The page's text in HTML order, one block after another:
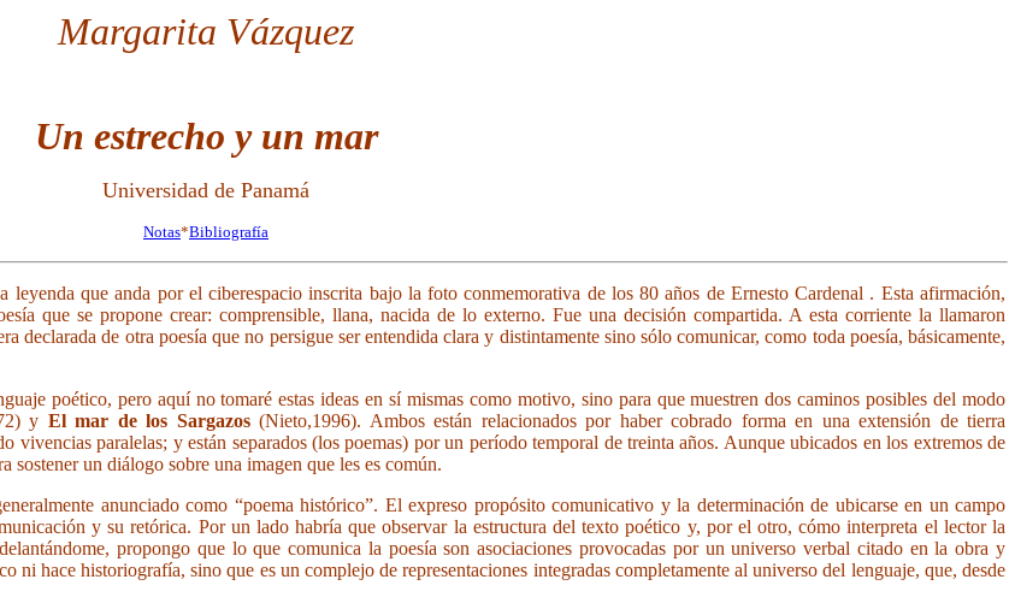
Margarita Vázquez
Un estrecho y un mar
Universidad de Panamá
Notas*Bibliografía
leyenda que anda por el ciberespacio inscrita bajo la foto conmemorativa de los 80 años de Ernesto Cardenal . Esta afirmación,
que se propone crear: comprensible, llana, nacida de lo externo. Fue una decisión compartida. A esta corriente la llamaron
declarada de otra poesía que no persigue ser entendida clara y distintamente sino sólo comunicar, como toda poesía, básicamente,
poético, pero aquí no tomaré estas ideas en sí mismas como motivo, sino para que muestren dos caminos posibles del modo
y El mar de los Sargazos(Nieto,1996). Ambos están relacionados por haber cobrado forma en una extensión de tierra
vivencias paralelas; y están separados (los poemas) por un período temporal de treinta años. Aunque ubicados en los extremos de
sostener un diálogo sobre una imagen que les es común.
anunciado como “poema histórico”. El expreso propósito comunicativo y la determinación de ubicarse en un campo
y su retórica. Por un lado habría que observar la estructura del texto poético y, por el otro, cómo interpreta el lector la
propongo que lo que comunica la poesía son asociaciones provocadas por un universo verbal citado en la obra y
hace historiografía, sino que es un complejo de representaciones integradas completamente al universo del lenguaje, que, desde